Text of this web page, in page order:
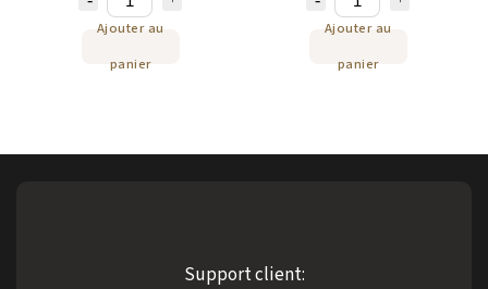
Ajouter au
panier
Ajouter au
panier
Support client: